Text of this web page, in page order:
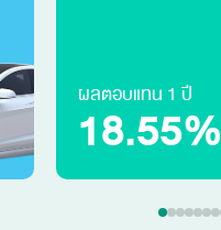
ผลตอบแทน 1 ปี
18.55%